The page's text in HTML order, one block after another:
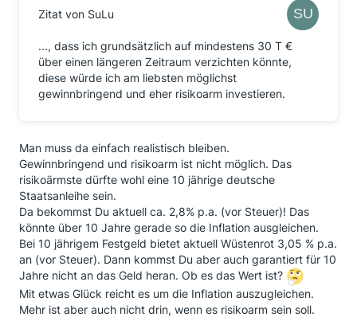
Zitat von SuLu
..., dass ich grundsätzlich auf mindestens 30 T €
über einen längeren Zeitraum verzichten könnte,
diese würde ich am liebsten möglichst
gewinnbringend und eher risikoarm investieren.
Man muss da einfach realistisch bleiben.
Gewinnbringend und risikoarm ist nicht möglich. Das
risikoärmste dürfte wohl eine 10 jährige deutsche
Staatsanleihe sein.
Da bekommst Du aktuell ca. 2,8% p.a. (vor Steuer)! Das
könnte über 10 Jahre gerade so die Inflation ausgleichen.
Bei 10 jährigem Festgeld bietet aktuell Wüstenrot 3,05 % p.a.
an (vor Steuer). Dann kommst Du aber auch garantiert für 10
Jahre nicht an das Geld heran. Ob es das Wert ist?
Mit etwas Glück reicht es um die Inflation auszugleichen.
Mehr ist aber auch nicht drin, wenn es risikoarm sein soll.